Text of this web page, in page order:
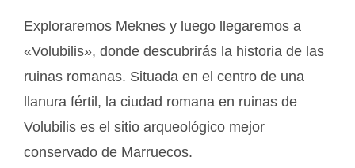
Exploraremos Meknes y luego llegaremos a
«Volubilis», donde descubrirás la historia de las
ruinas romanas. Situada en el centro de una
llanura fértil, la ciudad romana en ruinas de
Volubilis es el sitio arqueológico mejor
conservado de Marruecos.